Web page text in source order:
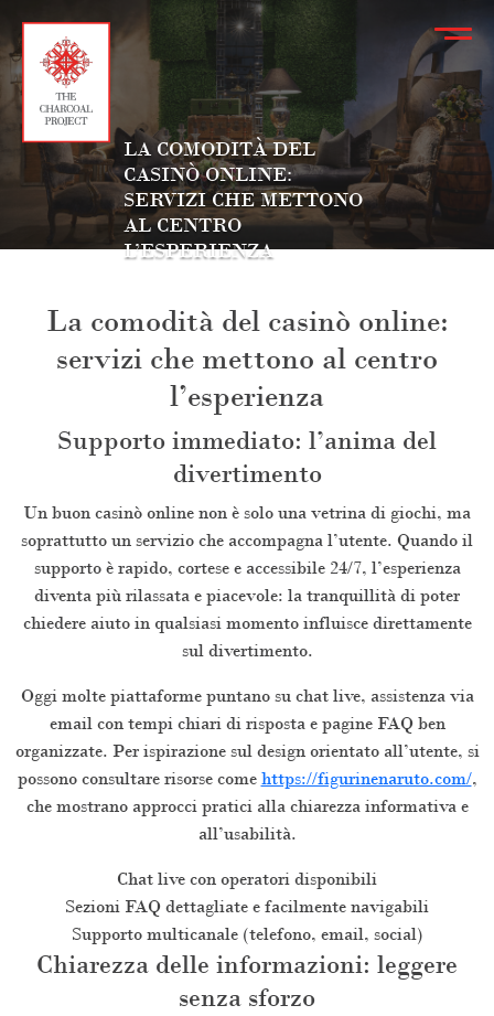
LA COMODITÀ DEL
CASINÒ ONLINE:
SERVIZI CHE METTONO
AL CENTRO
L’ESPERIENZA
La comodità del casinò online:
servizi che mettono al centro
l’esperienza
Supporto immediato: l’anima del
divertimento
Un buon casinò online non è solo una vetrina di giochi, ma
soprattutto un servizio che accompagna l’utente. Quando il
supporto è rapido, cortese e accessibile 24/7, l’esperienza
diventa più rilassata e piacevole: la tranquillità di poter
chiedere aiuto in qualsiasi momento influisce direttamente
sul divertimento.
Oggi molte piattaforme puntano su chat live, assistenza via
email con tempi chiari di risposta e pagine FAQ ben
organizzate. Per ispirazione sul design orientato all’utente, si
possono consultare risorse comehttps://figurinenaruto.com/,
che mostrano approcci pratici alla chiarezza informativa e
all’usabilità.
Chat live con operatori disponibili
Sezioni FAQ dettagliate e facilmente navigabili
Supporto multicanale (telefono, email, social)
Chiarezza delle informazioni: leggere
senza sforzo